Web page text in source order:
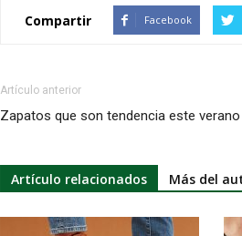
Compartir Facebook
Artículo anterior
Zapatos que son tendencia este verano
Artículo relacionados Más del